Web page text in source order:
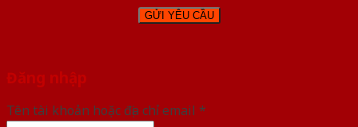
Đăng nhập
Tên tài khoản hoặc địa chỉ email *